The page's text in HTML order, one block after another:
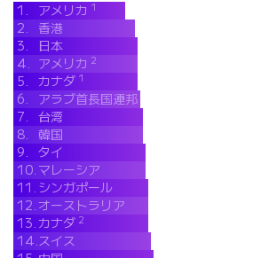
1. アメリカ 1
2.
香港
3.
日本
4.
アメリカ 2
5.
カナダ 1
6.
アラブ首長国連邦
7.
台湾
8.
韓国
9.
タイ
10. マレーシア
11. シンガポール
12.オーストラリア
13.カナダ 2
14.スイス